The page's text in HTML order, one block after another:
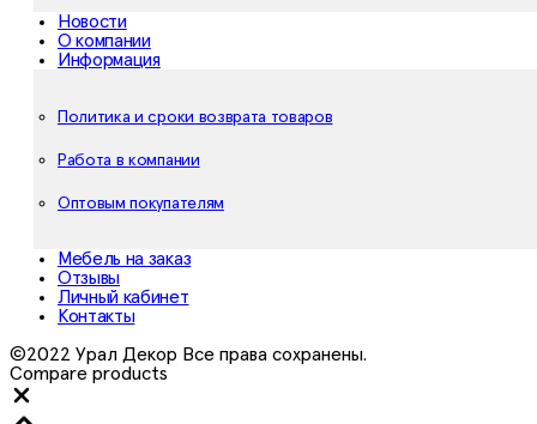
Новости
О компании
Информация
Политика и сроки возврата товаров
Работа в компании
Оптовым покупателям
Мебель на заказ
Отзывы
Личный кабинет
Контакты
©2022 Урал Декор Все права сохранены.
Compare products